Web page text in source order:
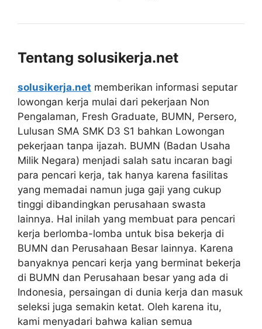
Tentang solusikerja.net
solusikerja.net memberikan informasi seputar
lowongan kerja mulai dari pekerjaan Non
Pengalaman, Fresh Graduate, BUMN, Persero,
Lulusan SMA SMK D3 S1 bahkan Lowongan
pekerjaan tanpa ijazah. BUMN (Badan Usaha
Milik Negara) menjadi salah satu incaran bagi
para pencari kerja, tak hanya karena fasilitas
yang memadai namun juga gaji yang cukup
tinggi dibandingkan perusahaan swasta
lainnya. Hal inilah yang membuat para pencari
kerja berlomba-lomba untuk bisa bekerja di
BUMN dan Perusahaan Besar lainnya. Karena
banyaknya pencari kerja yang berminat bekerja
di BUMN dan Perusahaan besar yang ada di
Indonesia, persaingan di dunia kerja dan masuk
seleksi juga semakin ketat. Oleh karena itu,
kami menyadari bahwa kalian semua